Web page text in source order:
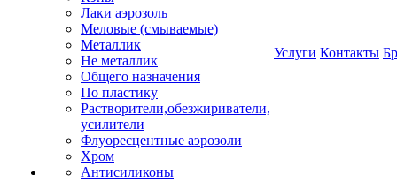
Лаки аэрозоль
Меловые (смываемые)
Металлик
Не металлик
Общего назначения
По пластику
Растворители,обезжириватели,
усилители
Флуоресцентные аэрозоли
Хром
Антисиликоны
Услуги Контакты